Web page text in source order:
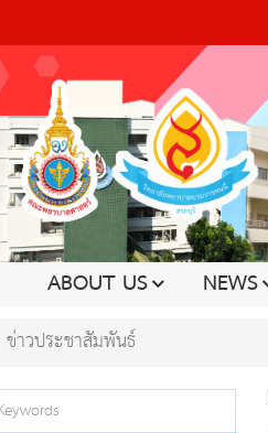
ABOUT US NEWS
ข่าวประชาสัมพันธ์